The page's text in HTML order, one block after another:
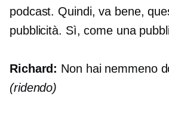
podcast. Quindi, va bene,
pubblicità. Sì, come una
Richard: Non hai nemmeno
(ridendo)